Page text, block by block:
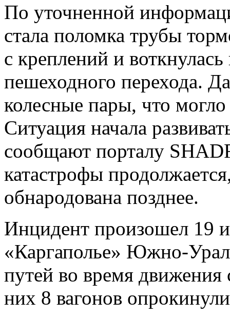
По уточненной
стала поломка трубы
с креплений и
пешеходного перехода.
колесные пары, что
Ситуация начала
сообщают порталу
катастрофы
обнародована позднее.
Инцидент произошел 19
«Каргаполье» Южно-
путей во время
них 8 вагонов